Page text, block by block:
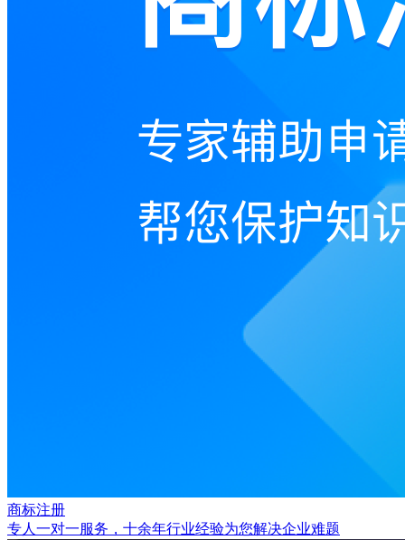
商标注册
专人一对一服务，十余年行业经验为您解决企业难题